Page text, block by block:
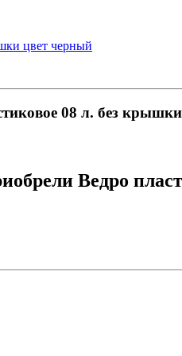
цвет черный
08 л. без крышки
Ведро